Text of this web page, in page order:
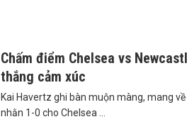
Chấm điểm Chelsea vs
thắng cảm xúc
Kai Havertz ghi bàn muộn màng, mang
nhằn 1-0 cho Chelsea ...